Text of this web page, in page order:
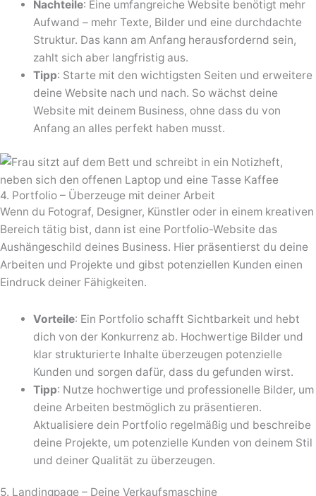
Nachteile: Eine umfangreiche Website benötigt mehr
Aufwand – mehr Texte, Bilder und eine durchdachte
Struktur. Das kann am Anfang herausfordernd sein,
zahlt sich aber langfristig aus.
Tipp: Starte mit den wichtigsten Seiten und erweitere
deine Website nach und nach. So wächst deine
Website mit deinem Business, ohne dass du von
Anfang an alles perfekt haben musst.
4. Portfolio – Überzeuge mit deiner Arbeit
Wenn du Fotograf, Designer, Künstler oder in einem kreativen
Bereich tätig bist, dann ist eine Portfolio-Website das
Aushängeschild deines Business. Hier präsentierst du deine
Arbeiten und Projekte und gibst potenziellen Kunden einen
Eindruck deiner Fähigkeiten.
Vorteile: Ein Portfolio schafft Sichtbarkeit und hebt
dich von der Konkurrenz ab. Hochwertige Bilder und
klar strukturierte Inhalte überzeugen potenzielle
Kunden und sorgen dafür, dass du gefunden wirst.
Tipp: Nutze hochwertige und professionelle Bilder, um
deine Arbeiten bestmöglich zu präsentieren.
Aktualisiere dein Portfolio regelmäßig und beschreibe
deine Projekte, um potenzielle Kunden von deinem Stil
und deiner Qualität zu überzeugen.
5. Landingpage – Deine Verkaufsmaschine